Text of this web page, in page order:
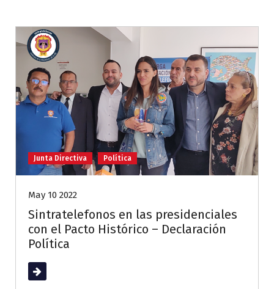
Junta Directiva Política
May 10 2022
Sintratelefonos en las presidenciales
con el Pacto Histórico – Declaración
Política
Leer más